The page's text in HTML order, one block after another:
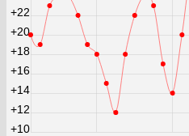
+10
+12
+14
+16
+18
+20
+22